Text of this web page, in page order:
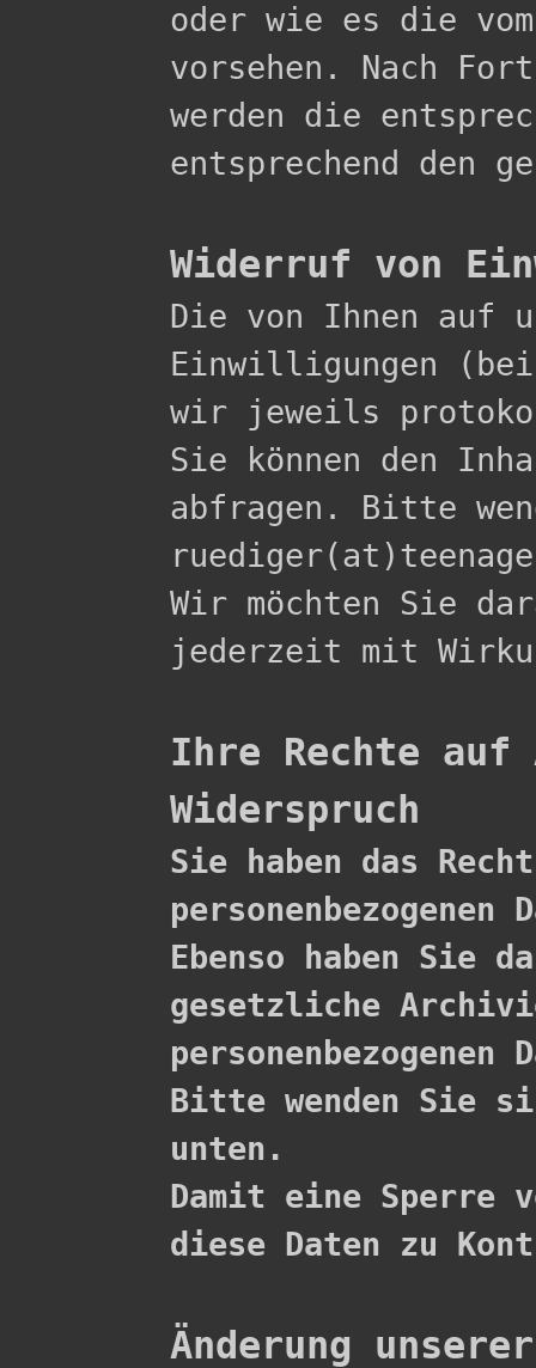
oder wie es die
vorsehen. Nach
werden die
entsprechend den
Widerruf von
Die von Ihnen auf
Einwilligungen
wir jeweils
Sie können den
abfragen. Bitte
Wir möchten Sie
jederzeit mit
Ihre Rechte auf
Widerspruch
Sie haben das
Ebenso haben Sie
gesetzliche
personenbezogenen
Bitte wenden Sie
unten.
Damit eine Sperre
diese Daten zu
Änderung